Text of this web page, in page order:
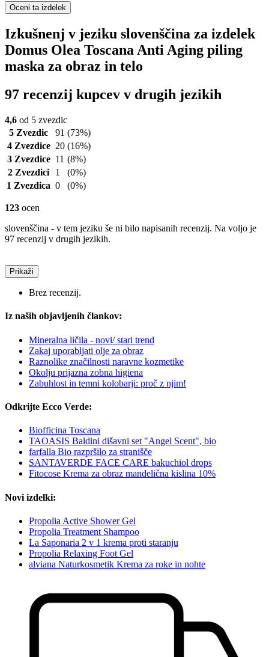
Oceni ta izdelek
Izkušnenj v jeziku slovenščina za izdelek
Domus Olea Toscana Anti Aging piling
maska za obraz in telo
97 recenzij kupcev v drugih jezikih
4,6 od 5 zvezdic
5 Zvezdic
91 (73%)
4 Zvezdice 20 (16%)
3 Zvezdice 11 (8%)
2 Zvezdici
1
(0%)
1 Zvezdica 0 (0%)
123 ocen
slovenščina - v tem jeziku še ni bilo napisanih recenzij. Na voljo je
97 recenzij v drugih jezikih.
Prikaži
Brez recenzij.
Iz naših objavljenih člankov:
Mineralna ličila - novi/ stari trend
Zakaj uporabljati olje za obraz
Raznolike značilnosti naravne kozmetike
Okolju prijazna zobna higiena
Zabuhlost in temni kolobarji: proč z njim!
Odkrijte Ecco Verde:
Biofficina Toscana
TAOASIS Baldini dišavni set "Angel Scent", bio
farfalla Bio razpršilo za stranišče
SANTAVERDE FACE CARE bakuchiol drops
Fitocose Krema za obraz mandelična kislina 10%
Novi izdelki:
Propolia Active Shower Gel
Propolia Treatment Shampoo
La Saponaria 2 v 1 krema proti staranju
Propolia Relaxing Foot Gel
alviana Naturkosmetik Krema za roke in nohte